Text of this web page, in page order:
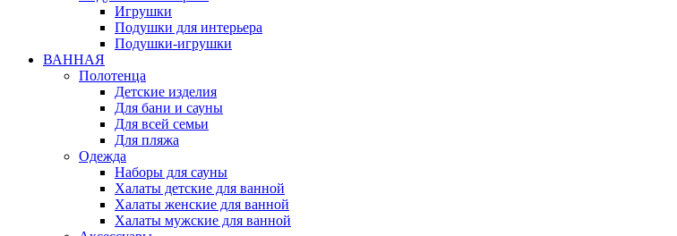
Игрушки
Подушки для интерьера
Подушки-игрушки
ВАННАЯ
Полотенца
Детские изделия
Для бани и сауны
Для всей семьи
Для пляжа
Одежда
Наборы для сауны
Халаты детские для ванной
Халаты женские для ванной
Халаты мужские для ванной